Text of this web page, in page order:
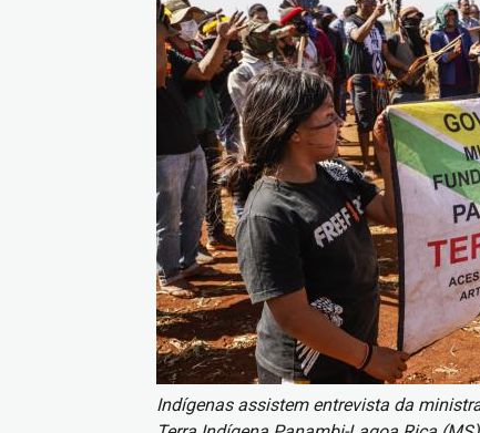
Indígenas assistem entrevista da